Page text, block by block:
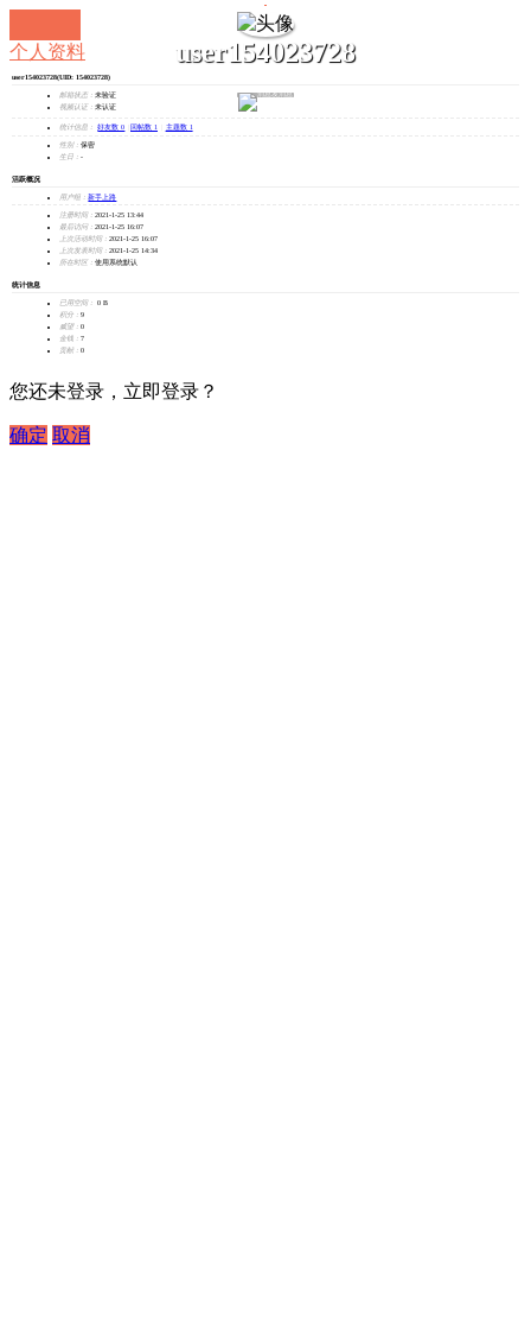
user154023728
发消息
个人资料
user154023728(UID: 154023728)
邮箱状态： 未验证
视频认证： 未认证
统计信息： 好友数 0 回帖数 1 主题数 1
性别： 保密
生日： -
活跃概况
用户组： 新手上路
注册时间： 2021-1-25 13:44
最后访问： 2021-1-25 16:07
上次活动时间： 2021-1-25 16:07
上次发表时间： 2021-1-25 14:34
所在时区： 使用系统默认
统计信息
已用空间：
0 B
积分： 9
威望： 0
金钱： 7
贡献： 0
您还未登录，立即登录？
确定 取消